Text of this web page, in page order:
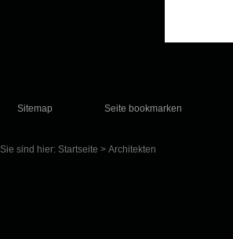
Sitemap Seite bookmarken
Sie sind hier: Startseite > Architekten